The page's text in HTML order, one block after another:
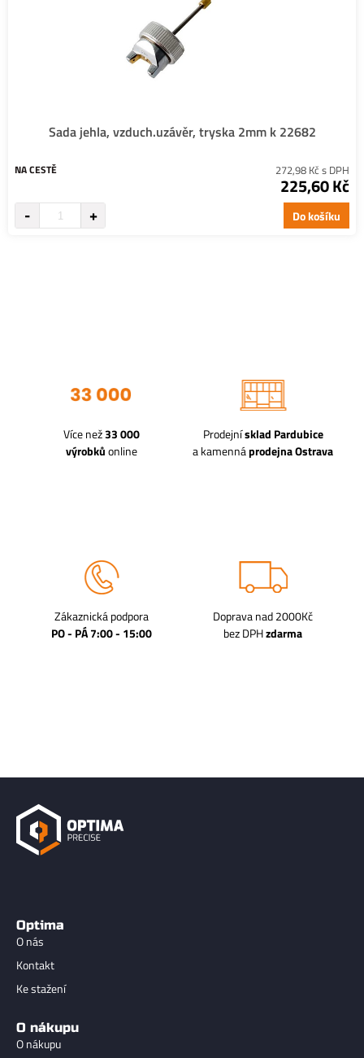
Sada jehla, vzduch.uzávěr, tryska 2mm k 22682
NA CESTĚ 272,98 Kč s DPH
225,60 Kč
Do košíku
Více než33 000
výrobkůonline
Prodejnísklad Pardubice
a kamennáprodejna Ostrava
Zákaznická podpora
PO - PÁ 7:00 - 15:00
Doprava nad 2000Kč
bez DPHzdarma
Optima
O nás
Kontakt
Ke stažení
O nákupu
O nákupu